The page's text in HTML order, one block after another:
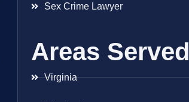
Sex Crime Lawyer
Areas Served
Virginia